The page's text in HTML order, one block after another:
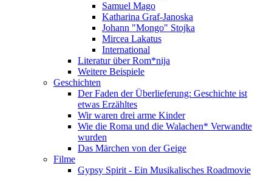
Samuel Mago
Katharina Graf-Janoska
Johann "Mongo" Stojka
Mircea Lakatus
International
Literatur über Rom*nija
Weitere Beispiele
Geschichten
Der Faden der Überlieferung: Geschichte ist
etwas Erzähltes
Wir waren drei arme Kinder
Wie die Roma und die Walachen* Verwandte
wurden
Das Märchen von der Geige
Filme
Gypsy Spirit - Ein Musikalisches Roadmovie